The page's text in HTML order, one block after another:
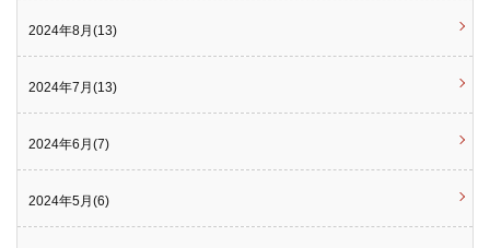
2024年8月(13)
2024年7月(13)
2024年6月(7)
2024年5月(6)